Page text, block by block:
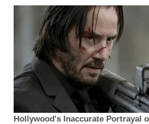
Hollywood's Inaccurate Portrayal